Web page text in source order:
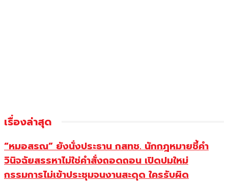
เรื่องล่าสุด
“หมอสรณ” ยังนั่งประธาน กสทช. นักกฎหมายชี้คำ
วินิจฉัยสรรหาไม่ใช่คำสั่งถอดถอน เปิดปมใหม่
กรรมการไม่เข้าประชุมจนงานสะดุด ใครรับผิด